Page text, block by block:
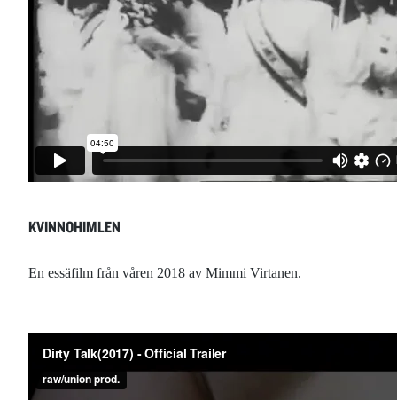
KVINNOHIMLEN
En essäfilm från våren 2018 av Mimmi Virtanen.